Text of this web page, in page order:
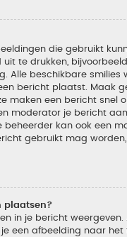
die gebruikt
te drukken,
Alle beschikbare smilies
bericht plaatst. Maak
maken een bericht snel
moderator je bericht
beheerder kan ook een
gebruikt mag
plaatsen?
in je bericht weergeven.
een afbeelding naar het